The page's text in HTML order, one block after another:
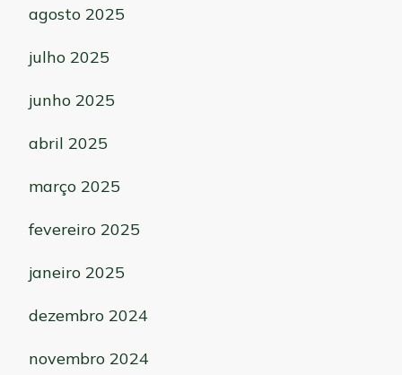
agosto 2025
julho 2025
junho 2025
abril 2025
março 2025
fevereiro 2025
janeiro 2025
dezembro 2024
novembro 2024